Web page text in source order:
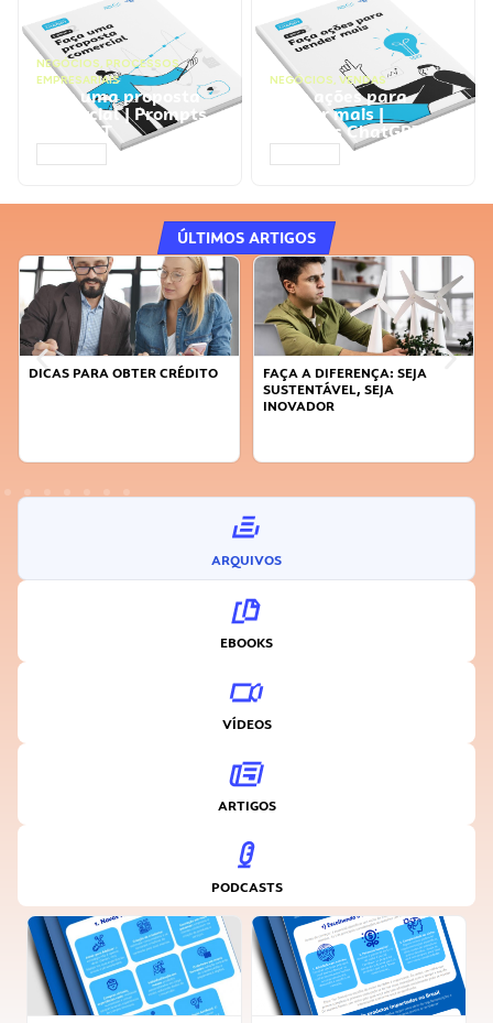
NEGÓCIOS, PROCESSOS
EMPRESARIAIS
Faça uma proposta
comercial | Prompts
ChatGPT
NEGÓCIOS, VENDAS
Faça ações para
vender mais |
Prompts ChatGPT
ÚLTIMOS ARTIGOS
DICAS PARA OBTER CRÉDITO
FAÇA A DIFERENÇA: SEJA
SUSTENTÁVEL, SEJA
INOVADOR
ARQUIVOS
EBOOKS
VÍDEOS
ARTIGOS
PODCASTS